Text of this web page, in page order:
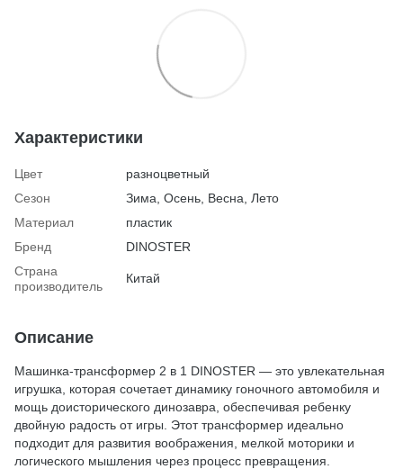
Характеристики
Цвет
разноцветный
Сезон
Зима, Осень, Весна, Лето
Материал
пластик
Бренд
DINOSTER
Страна
производитель
Китай
Описание
Машинка-трансформер 2 в 1 DINOSTER — это увлекательная
игрушка, которая сочетает динамику гоночного автомобиля и
мощь доисторического динозавра, обеспечивая ребенку
двойную радость от игры. Этот трансформер идеально
подходит для развития воображения, мелкой моторики и
логического мышления через процесс превращения.